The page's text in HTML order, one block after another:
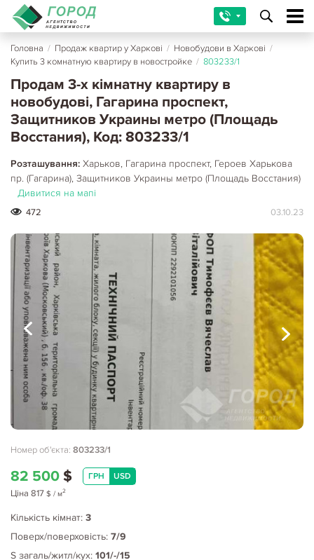
Головна / Продаж квартир у Харкові / Новобудови в Харкові /
Купить 3 комнатную квартиру в новостройке / 803233/1
Продам 3-х кімнатну квартиру в
новобудові, Гагарина проспект,
Защитников Украины метро (Площадь
Восстания), Код: 803233/1
Розташування: Харьков, Гагарина проспект, Героев Харькова
пр. (Гагарина), Защитников Украины метро (Площадь Восстания)
Дивитися на мапі
472 03.10.23
Номер об'єкта: 803233/1
82 500 $ ГРН USD
Ціна 817 $ / м2
Кількість кімнат: 3
Поверх/поверховість: 7/9
S загаль/житл/кух: 101/-/15